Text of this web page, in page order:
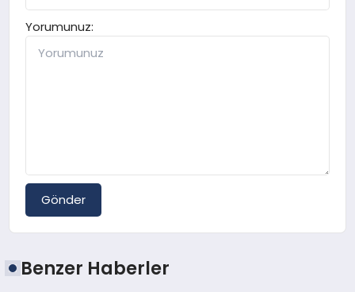
Yorumunuz:
Gönder
Benzer Haberler